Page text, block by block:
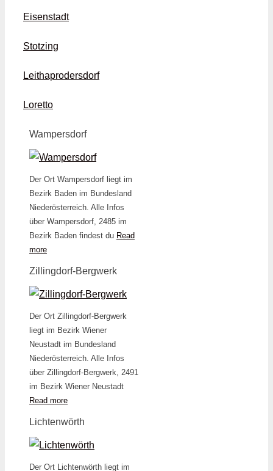
Eisenstadt
Stotzing
Leithaprodersdorf
Loretto
Wampersdorf
Der Ort Wampersdorf liegt im
Bezirk Baden im Bundesland
Niederösterreich. Alle Infos
über Wampersdorf, 2485 im
Bezirk Baden findest du Read
more
Zillingdorf-Bergwerk
Der Ort Zillingdorf-Bergwerk
liegt im Bezirk Wiener
Neustadt im Bundesland
Niederösterreich. Alle Infos
über Zillingdorf-Bergwerk, 2491
im Bezirk Wiener Neustadt
Read more
Lichtenwörth
Der Ort Lichtenwörth liegt im